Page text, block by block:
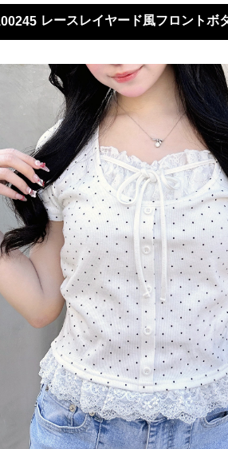
レースレイヤード風フロントボ